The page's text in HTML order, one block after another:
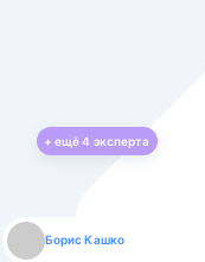
+ ещё4 эксперта
Борис Кашко
Юлия Изоитко
Александр Кулагин
Даниил Макаров
Екатерина Лазаренко